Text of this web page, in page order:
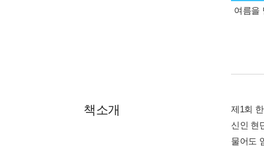
여름을
책소개
제1회
신인 현
물어도